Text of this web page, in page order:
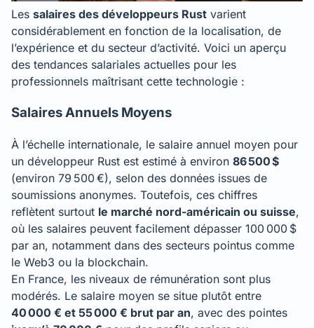
Les salaires des développeurs Rust varient
considérablement en fonction de la localisation, de
l’expérience et du secteur d’activité. Voici un aperçu
des tendances salariales actuelles pour les
professionnels maîtrisant cette technologie :
Salaires Annuels Moyens
À l’échelle internationale, le salaire annuel moyen pour
un développeur Rust est estimé à environ 86 500 $
(environ 79 500 €), selon des données issues de
soumissions anonymes. Toutefois, ces chiffres
reflètent surtout le marché nord-américain ou suisse,
où les salaires peuvent facilement dépasser 100 000 $
par an, notamment dans des secteurs pointus comme
le Web3 ou la blockchain.
En France, les niveaux de rémunération sont plus
modérés. Le salaire moyen se situe plutôt entre
40 000 € et 55 000 € brut par an, avec des pointes